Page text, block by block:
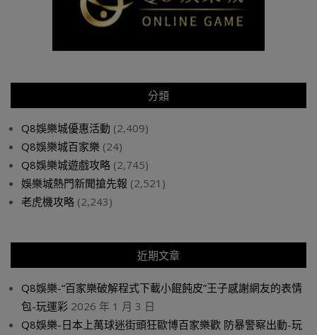
分類
Q8娛樂城優惠活動 (2,409)
Q8娛樂城百家樂 (24)
Q8娛樂城遊戲攻略 (2,745)
娛樂城熱門新聞搶先報 (2,521)
老虎機攻略 (2,243)
近期文章
Q8娛樂-“百家樂破解程式下載小餛飩皮”王子感謝網友的表情
包-玩運彩 2026 年 1 月 3 日
Q8娛樂-日本上萬球迷街頭狂歐博百家樂歡 防暴警察出動-玩